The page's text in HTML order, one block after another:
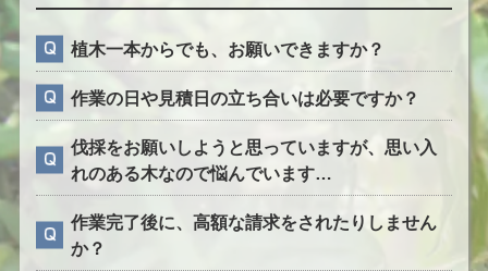
植木一本からでも、お願いできますか？
作業の日や見積日の立ち合いは必要ですか？
伐採をお願いしようと思っていますが、思い入
れのある木なので悩んでいます…
作業完了後に、高額な請求をされたりしません
か？